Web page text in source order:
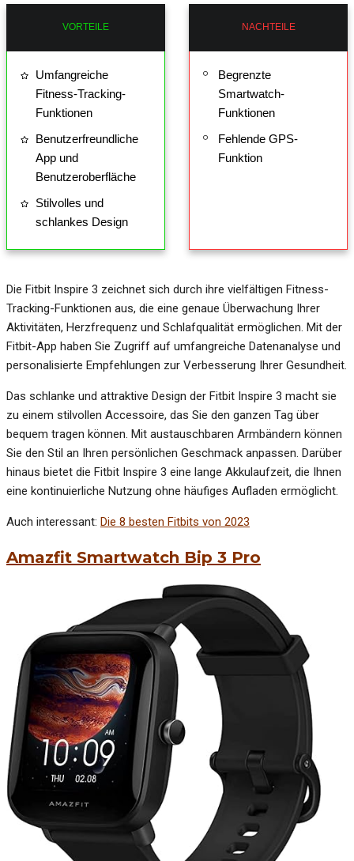
VORTEILE
Umfangreiche
Fitness-Tracking-
Funktionen
Benutzerfreundliche
App und
Benutzeroberfläche
Stilvolles und
schlankes Design
NACHTEILE
Begrenzte
Smartwatch-
Funktionen
Fehlende GPS-
Funktion
Die Fitbit Inspire 3 zeichnet sich durch ihre vielfältigen Fitness-
Tracking-Funktionen aus, die eine genaue Überwachung Ihrer
Aktivitäten, Herzfrequenz und Schlafqualität ermöglichen. Mit der
Fitbit-App haben Sie Zugriff auf umfangreiche Datenanalyse und
personalisierte Empfehlungen zur Verbesserung Ihrer Gesundheit.
Das schlanke und attraktive Design der Fitbit Inspire 3 macht sie
zu einem stilvollen Accessoire, das Sie den ganzen Tag über
bequem tragen können. Mit austauschbaren Armbändern können
Sie den Stil an Ihren persönlichen Geschmack anpassen. Darüber
hinaus bietet die Fitbit Inspire 3 eine lange Akkulaufzeit, die Ihnen
eine kontinuierliche Nutzung ohne häufiges Aufladen ermöglicht.
Auch interessant: Die 8 besten Fitbits von 2023
Amazfit Smartwatch Bip 3 Pro